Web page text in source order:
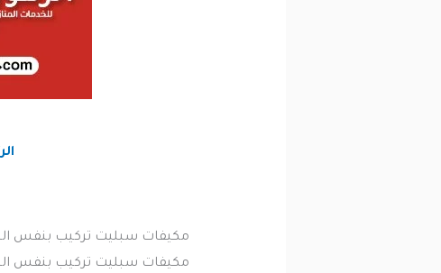
مكيفات سبليت تركيب بنفس
مكيفات سبليت تركيب بنفس